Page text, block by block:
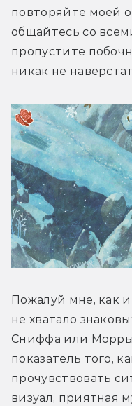
повторяйте моей
общайтесь со
пропустите
никак не
Пожалуй мне, как
не хватало
Сниффа или
показатель того,
прочувствовать
визуал, приятная